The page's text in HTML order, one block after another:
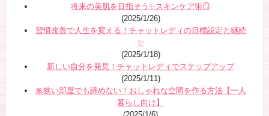
将来の美肌を目指そう✨スキンケア術🪞
(2025/1/26)
習慣改善で人生を変える！チャットレディの目標設定と継続
✨
(2025/1/18)
新しい自分を発見！チャットレディでステップアップ
(2025/1/11)
🎀狭い部屋でも諦めない！おしゃれな空間を作る方法【一人
暮らし向け】